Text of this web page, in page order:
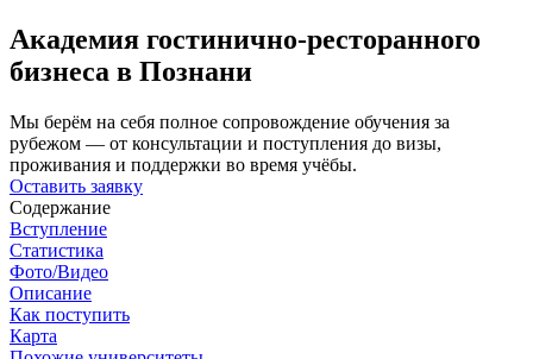
Академия гостинично-ресторанного
бизнеса в Познани
Мы берём на себя полное сопровождение обучения за
рубежом — от консультации и поступления до визы,
проживания и поддержки во время учёбы.
Оставить заявку
Содержание
Вступление
Статистика
Фото/Видео
Описание
Как поступить
Карта